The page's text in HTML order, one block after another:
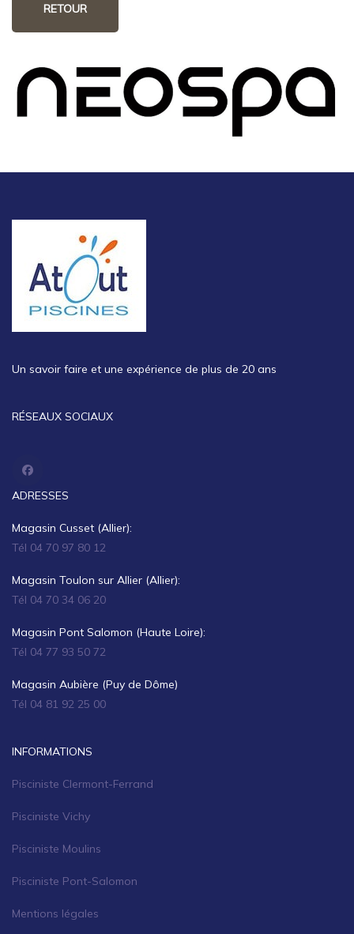
RETOUR
Un savoir faire et une expérience de plus de 20 ans
RÉSEAUX SOCIAUX
ADRESSES
Magasin Cusset (Allier):
Tél 04 70 97 80 12
Magasin Toulon sur Allier (Allier):
Tél 04 70 34 06 20
Magasin Pont Salomon (Haute Loire):
Tél 04 77 93 50 72
Magasin Aubière (Puy de Dôme)
Tél 04 81 92 25 00
INFORMATIONS
Pisciniste Clermont-Ferrand
Pisciniste Vichy
Pisciniste Moulins
Pisciniste Pont-Salomon
Mentions légales